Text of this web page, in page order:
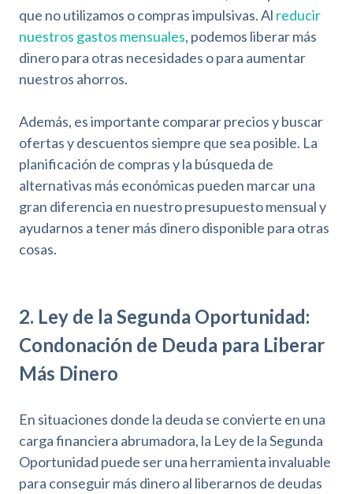
que no utilizamos o compras impulsivas. Al reducir
nuestros gastos mensuales, podemos liberar más
dinero para otras necesidades o para aumentar
nuestros ahorros.
Además, es importante comparar precios y buscar
ofertas y descuentos siempre que sea posible. La
planificación de compras y la búsqueda de
alternativas más económicas pueden marcar una
gran diferencia en nuestro presupuesto mensual y
ayudarnos a tener más dinero disponible para otras
cosas.
2. Ley de la Segunda Oportunidad:
Condonación de Deuda para Liberar
Más Dinero
En situaciones donde la deuda se convierte en una
carga financiera abrumadora, la Ley de la Segunda
Oportunidad puede ser una herramienta invaluable
para conseguir más dinero al liberarnos de deudas